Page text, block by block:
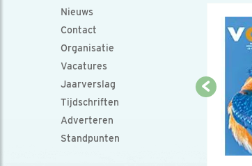
Nieuws
Contact
Organisatie
Vacatures
Jaarverslag
Tijdschriften
Adverteren
Standpunten